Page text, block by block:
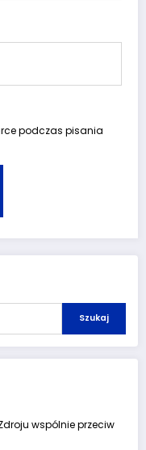
podczas pisania
Szukaj
wspólnie przeciw